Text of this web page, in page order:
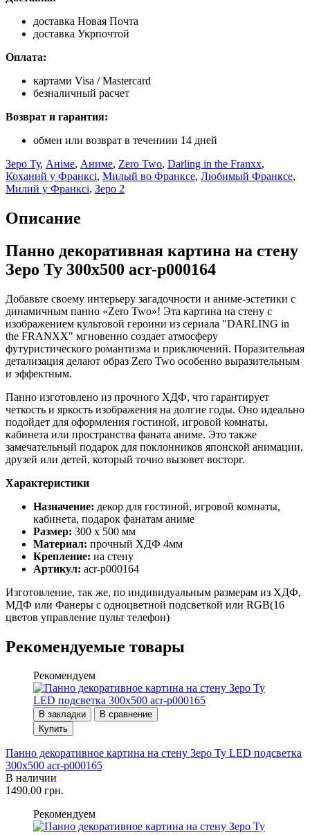
доставка Новая Почта
доставка Укрпочтой
Оплата:
картами Visa / Mastercard
безналичный расчет
Возврат и гарантия:
обмен или возврат в течениии 14 дней
Зеро Ту, Аніме, Аниме, Zero Two, Darling in the Franxx,
Коханий у Франксі, Милый во Франксе, Любимый Франксе,
Милий у Франксі, Зеро 2
Описание
Панно декоративная картина на стену
Зеро Ту 300х500 acr-p000164
Добавьте своему интерьеру загадочности и аниме-эстетики с
динамичным панно «Zero Two»! Эта картина на стену с
изображением культовой героини из сериала "DARLING in
the FRANXX" мгновенно создает атмосферу
футуристического романтизма и приключений. Поразительная
детализация делают образ Zero Two особенно выразительным
и эффектным.
Панно изготовлено из прочного ХДФ, что гарантирует
четкость и яркость изображения на долгие годы. Оно идеально
подойдет для оформления гостиной, игровой комнаты,
кабинета или пространства фаната аниме. Это также
замечательный подарок для поклонников японской анимации,
друзей или детей, который точно вызовет восторг.
Характеристики
Назначение: декор для гостиной, игровой комнаты,
кабинета, подарок фанатам аниме
Размер: 300 х 500 мм
Материал: прочный ХДФ 4мм
Крепление: на стену
Артикул: acr-p000164
Изготовление, так же, по индивидуальным размерам из ХДФ,
МДФ или Фанеры с одноцветной подсветкой или RGB(16
цветов управление пульт телефон)
Рекомендуемые товары
Рекомендуем
В закладки
В сравнение
Купить
Панно декоративное картина на стену Зеро Ту LED подсветка
300х500 acr-p000165
В наличии
1490.00 грн.
Рекомендуем